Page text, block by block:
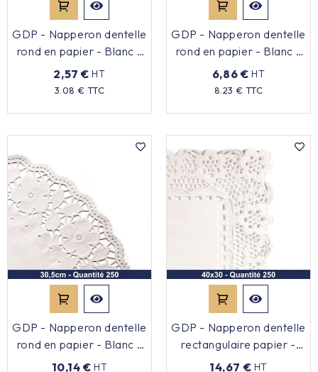
GDP - Napperon dentelle
rond en papier - Blanc -
14cm - x250
2,57 € HT
3.08 € TTC
Prix
GDP - Napperon dentelle
rond en papier - Blanc -
24cm - x250
6,86 € HT
8.23 € TTC
Prix
GDP - Napperon dentelle
rond en papier - Blanc -
31cm - x250
10,14 € HT
GDP - Napperon dentelle
rectangulaire papier -
Blanc - 40x30cm - x250
14,67 € HT